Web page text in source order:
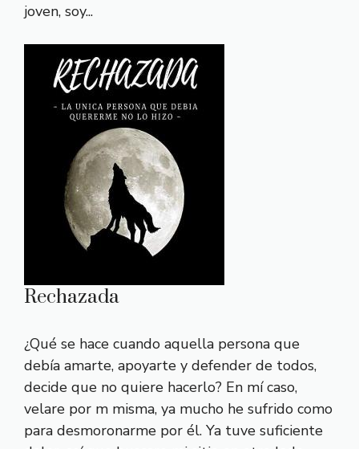
joven, soy...
Rechazada
¿Qué se hace cuando aquella persona que
debía amarte, apoyarte y defender de todos,
decide que no quiere hacerlo? En mí caso,
velare por m misma, ya mucho he sufrido como
para desmoronarme por él. Ya tuve suficiente